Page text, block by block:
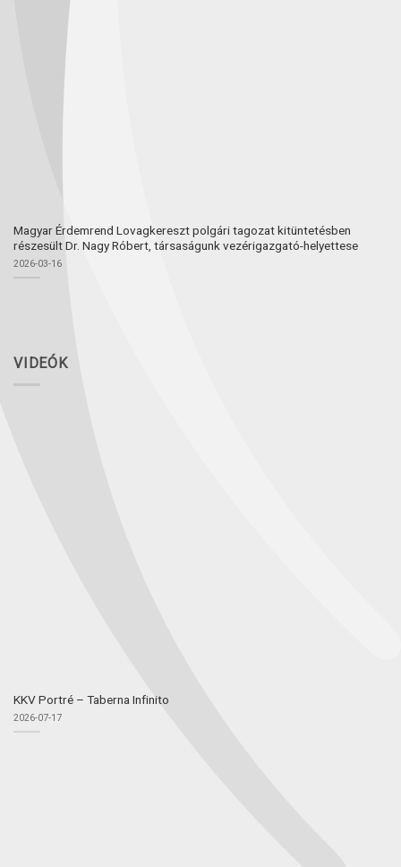
Magyar Érdemrend Lovagkereszt polgári tagozat kitüntetésben
részesült Dr. Nagy Róbert, társaságunk vezérigazgató-helyettese
2026-03-16
VIDEÓK
KKV Portré – Taberna Infinito
2026-07-17